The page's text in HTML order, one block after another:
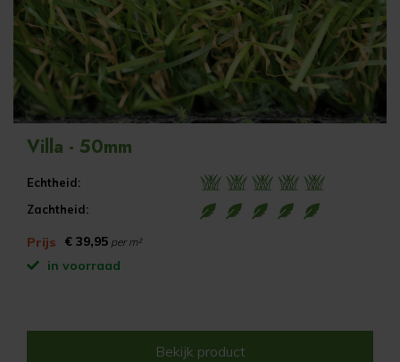
Villa - 50mm
Echtheid:
Zachtheid:
Prijs € 39,95 per m²
in voorraad
Bekijk product